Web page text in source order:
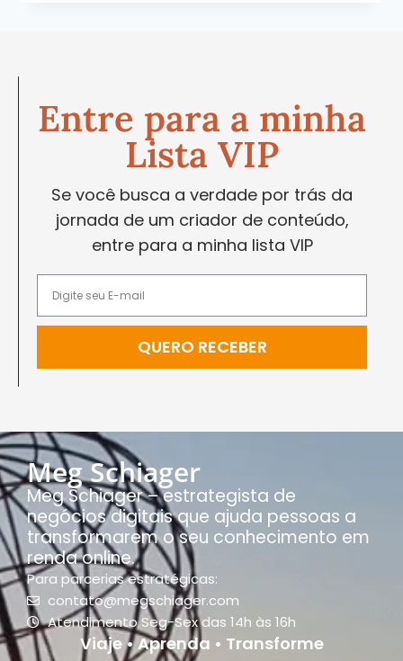
Entre para a minha
Lista VIP
Se você busca a verdade por trás da
jornada de um criador de conteúdo,
entre para a minha lista VIP
QUERO RECEBER
Meg Schiager
Meg Schiager – estrategista de
negócios digitais que ajuda pessoas a
transformarem o seu conhecimento em
renda online.
Para parcerias estratégicas:
contato@megschiager.com
Atendimento Seg-Sex das 14h às 16h
Viaje • Aprenda • Transforme